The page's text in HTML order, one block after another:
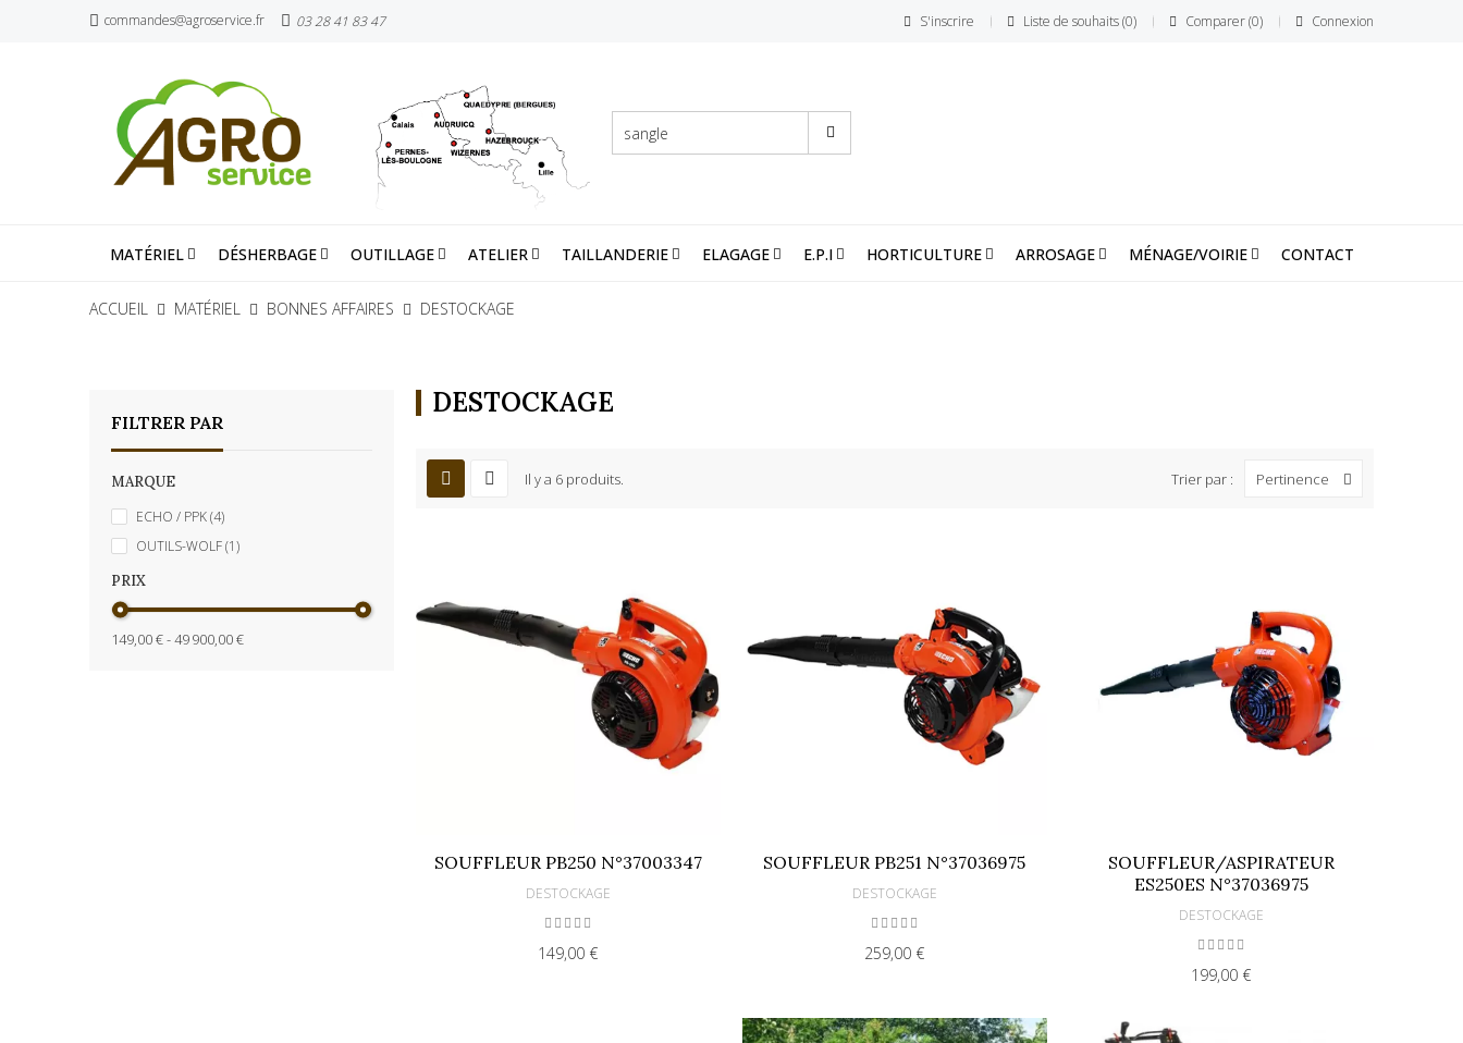
commandes@agroservice.fr 03 28 41 83 47 S'inscrire Liste de souhaits 0 Comparer 0 Connexion
MATÉRIEL DÉSHERBAGE OUTILLAGE ATELIER TAILLANDERIE ELAGAGE E.P.I HORTICULTURE ARROSAGE MÉNAGE/VOIRIE CONTACT
ACCUEIL MATÉRIEL BONNES AFFAIRES DESTOCKAGE
FILTRER PAR
MARQUE
ECHO / PPK(4)
OUTILS-WOLF(1)
PRIX
149,00 € - 49 900,00 €
DESTOCKAGE
Il y a 6 produits. Trier par : Pertinence
SOUFFLEUR PB250 N°37003347
DESTOCKAGE
149,00 €
SOUFFLEUR PB251 N°37036975
DESTOCKAGE
259,00 €
SOUFFLEUR/ASPIRATEUR
ES250ES N°37036975
DESTOCKAGE
199,00 €